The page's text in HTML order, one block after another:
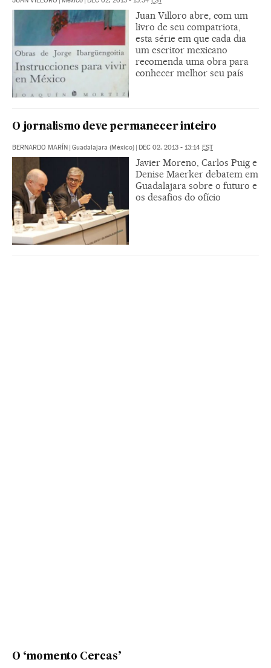
Juan Villoro abre, com um
livro de seu compatriota,
esta série em que cada dia
um escritor mexicano
recomenda uma obra para
conhecer melhor seu país
O jornalismo deve permanecer inteiro
BERNARDO MARÍN | Guadalajara (México) | DEC 02, 2013 - 13:14 EST
Javier Moreno, Carlos Puig e
Denise Maerker debatem em
Guadalajara sobre o futuro e
os desafios do ofício
O ‘momento Cercas’